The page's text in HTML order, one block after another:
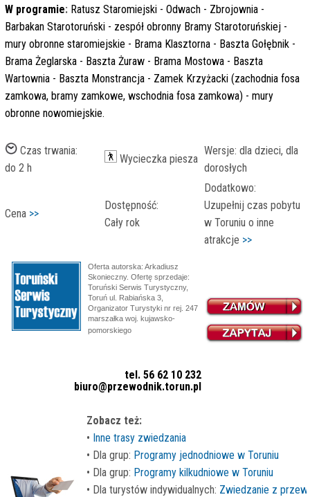
W programie: Ratusz Staromiejski - Odwach - Zbrojownia -
Barbakan Starotoruński - zespół obronny Bramy Starotoruńskiej -
mury obronne staromiejskie - Brama Klasztorna - Baszta Gołębnik -
Brama Żeglarska - Baszta Żuraw - Brama Mostowa - Baszta
Wartownia - Baszta Monstrancja - Zamek Krzyżacki (zachodnia fosa
zamkowa, bramy zamkowe, wschodnia fosa zamkowa) - mury
obronne nowomiejskie.
Czas trwania:
do 2 h
Wycieczka piesza
Wersje: dla dzieci, dla
dorosłych
Cena >>
Dostępność:
Cały rok
Dodatkowo:
Uzupełnij czas pobytu
w Toruniu o inne
atrakcje >>
Oferta autorska: Arkadiusz
Skonieczny. Ofertę sprzedaje:
Toruński Serwis Turystyczny,
Toruń ul. Rabiańska 3,
Organizator Turystyki nr rej. 247
marszałka woj. kujawsko-
pomorskiego
tel. 56 62 10 232
biuro@przewodnik.torun.pl
Zobacz też:
• Inne trasy zwiedzania
• Dla grup: Programy jednodniowe w Toruniu
• Dla grup: Programy kilkudniowe w Toruniu
• Dla turystów indywidualnych: Zwiedzanie z